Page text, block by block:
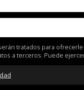
tratados para
a terceros. Puede